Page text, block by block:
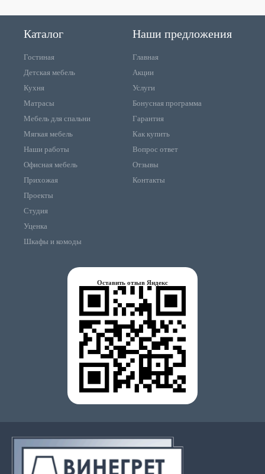
Каталог
Гостиная
Детская мебель
Кухня
Матрасы
Мебель для спальни
Мягкая мебель
Наши работы
Офисная мебель
Прихожая
Проекты
Студия
Уценка
Шкафы и комоды
Наши предложения
Главная
Акции
Услуги
Бонусная программа
Гарантия
Как купить
Вопрос ответ
Отзывы
Контакты
Оставить отзыв Яндекс